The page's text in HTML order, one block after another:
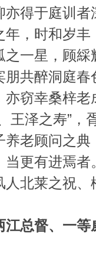
亦得于庭训者
，时和岁
之一星，顾
共醉洞庭
亦窃幸桑梓
王泽之寿”，
养老顾问之
当更有进焉者
北莱之祝、
总督、一